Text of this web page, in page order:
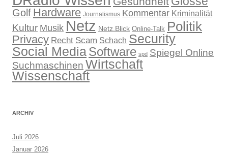
Golf Hardware Journalismus Kommentar Kriminalität
Kultur Musik Netz Netz.Blick Online-Talk Politik
Privacy Recht Scam Schach Security
Social MediaSoftware spd Spiegel Online
Suchmaschinen Wirtschaft
Wissenschaft
ARCHIV
Juli 2026
Januar 2026